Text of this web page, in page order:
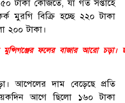
টাকা কেজিতে, যা গত সপ্তাহে
মুরগি বিক্রি হচ্ছে ২২০ টাকা
২০০ টাকা।
মুন্সিগঞ্জের ফলের বাজার আরো চড়া।
আপেলের দাম বেড়েছে প্রতি
আগে ছিলো ১৬০ টাকা